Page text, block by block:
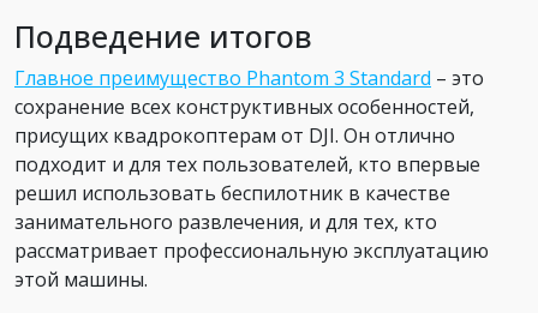
Подведение итогов
Главное преимущество Phantom 3 Standard – это
сохранение всех конструктивных особенностей,
присущих квадрокоптерам от DJI. Он отлично
подходит и для тех пользователей, кто впервые
решил использовать беспилотник в качестве
занимательного развлечения, и для тех, кто
рассматривает профессиональную эксплуатацию
этой машины.